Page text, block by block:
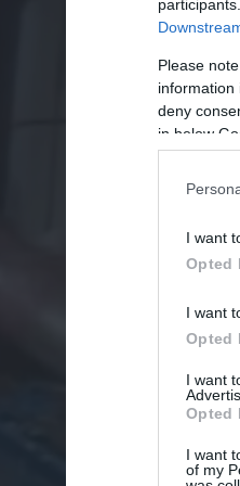
Please
information
deny
in below
I want
Opted
I want
Opted
I want
Opted
I want
of my